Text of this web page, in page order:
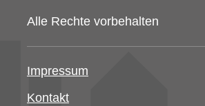
Alle Rechte vorbehalten
Impressum
Kontakt